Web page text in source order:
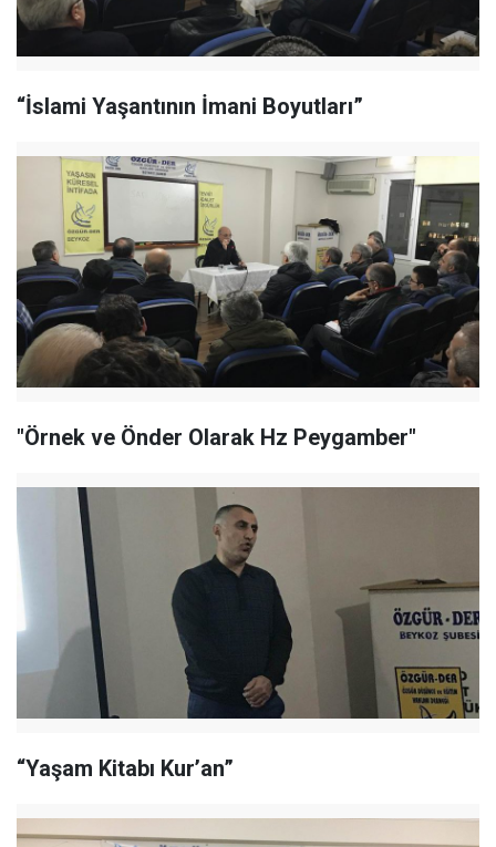
“İslami Yaşantının İmani Boyutları”
"Örnek ve Önder Olarak Hz Peygamber"
“Yaşam Kitabı Kur’an”